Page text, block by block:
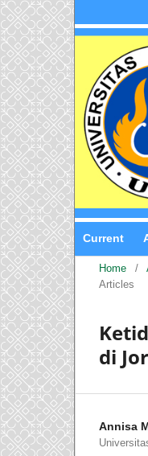
Current
Home /
Articles
di
Annisa